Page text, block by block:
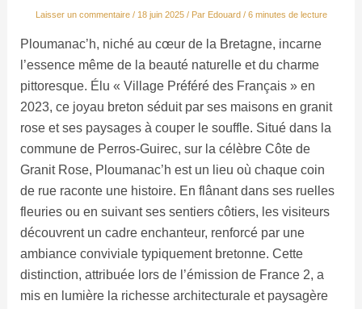
Laisser un commentaire / 18 juin 2025 / Par Edouard / 6 minutes de lecture
Ploumanac’h, niché au cœur de la Bretagne, incarne
l’essence même de la beauté naturelle et du charme
pittoresque. Élu « Village Préféré des Français » en
2023, ce joyau breton séduit par ses maisons en granit
rose et ses paysages à couper le souffle. Situé dans la
commune de Perros-Guirec, sur la célèbre Côte de
Granit Rose, Ploumanac’h est un lieu où chaque coin
de rue raconte une histoire. En flânant dans ses ruelles
fleuries ou en suivant ses sentiers côtiers, les visiteurs
découvrent un cadre enchanteur, renforcé par une
ambiance conviviale typiquement bretonne. Cette
distinction, attribuée lors de l’émission de France 2, a
mis en lumière la richesse architecturale et paysagère